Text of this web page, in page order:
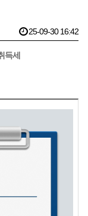
득세
25-09-30 16:42